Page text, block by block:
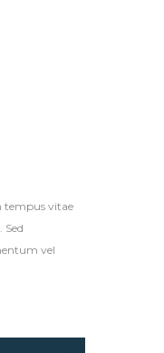
tempus vitae
vel